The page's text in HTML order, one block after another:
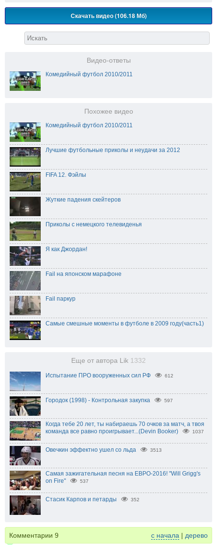
Скачать видео (106.18 Мб)
Видео-ответы
Комедийный футбол 2010/2011
Похожее видео
Комедийный футбол 2010/2011
Лучшие футбольные приколы и неудачи за 2012
FIFA 12. Фэйлы
Жуткие падения скейтеров
Приколы с немецкого телевиденья
Я как Джордан!
Fail на японском марафоне
Fail паркур
Самые смешные моменты в футболе в 2009 году(часть1)
Еще от автора Lik 1332
Испытание ПРО вооруженных сил РФ 612
Городок (1998) - Контрольная закупка 597
Когда тебе 20 лет, ты набираешь 70 очков за матч, а твоя
команда все равно проигрывает...(Devin Booker)
1037
Овечкин эффектно ушел со льда 3513
Самая зажигательная песня на ЕВРО-2016! "Will Grigg's
on Fire"
537
Стасик Карпов и петарды 352
Комментарии 9 с начала | дерево